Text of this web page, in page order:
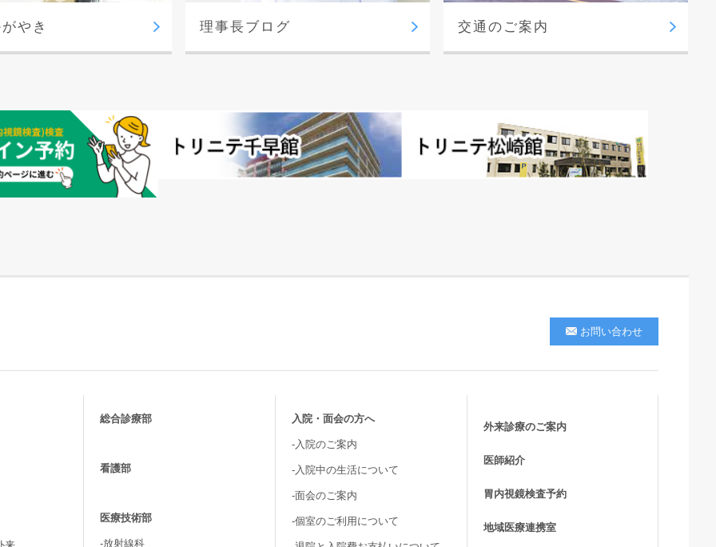
やき 理事長ブログ 交通のご案内
お問い合わせ
総合診療部
看護部
医療技術部
-放射線科
入院・面会の方へ
-入院のご案内
-入院中の生活について
-面会のご案内
-個室のご利用について
外来診療のご案内
医師紹介
胃内視鏡検査予約
地域医療連携室